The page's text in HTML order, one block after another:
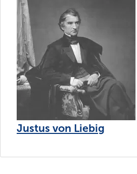
Justus von Liebig